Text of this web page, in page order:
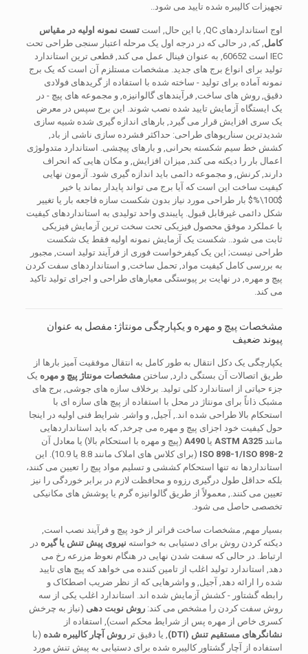
تجهیزات کالیبره شده تایید می شود..
اوج استانداردهای QC, با این حال, است
تست نمونه اولیه در مقیاس
کامل , که, در حالی که در درجه اول یک مرحله اعتبار سنجی طراحی تحت
IEC است 60652, به عنوان فینال عمل می کند, قطعی ترین استاندارد
تولید برای انواع برج های جدید. مشخصات مستلزم آن است که یک برج
نمونه آماده برای تولید - ساخته شده با استفاده از گریدهای فولادی
دقیق, روش های ساخت, فرآیندهای گالوانیزه, و مجموعه های پیچ - در
یک ایستگاه آزمایش تایید شده نصب شوند. این برج سپس در معرض
یک سری افزایش قرار می گیرد, بارهای اندازه گیری شده شبیه سازی
شدیدترین سناریوهای طراحی: حداکثر فشرده سازی ناشی از باد,
کشش خط سیم شکسته بحرانی, و بارهای پیچشی. استاندارد متدولوژی
اعمال بار را دیکته می کند, میزان افزایش, و مکان هایی که انحراف
دارند, کرنش, و مجموعه دائمی باید اندازه گیری شود. آزمون نهایی
کیفیت ساخت این است که آیا برج می تواند پایدار بماند یا خیر
$100\%$
بار طراحی مورد نیاز بدون شکست سازه فاجعه بار یا تغییر
شکل دائمی غیرقابل قبول. پایبندی واحد تولیدی به استانداردهای کیفیت
با عملکرد موفق محصول فیزیکی تحت سخت ترین آزمایش فیزیکی
ثابت می شود.. شکست یک آزمایش نمونه اولیه فقط یک شکست
طراحی نیست; این یک کیفرخواست فوری از فرآیند تولید است, مجبور
به بررسی کامل کیفیت مواد, تحمل ساخت, و استانداردهای سفت کردن
پیچ و مهره, در نهایت بر پیوستگی معیارهای طراحی و اجرای تولید تاکید
می کند.
مشخصات پیچ و مهره و یکپارچگی مونتاژ: مفصل به عنوان
پیوند ضعیف
یکپارچگی یک دکل انتقال به طور کامل به انتقال موفقیت آمیز بارها از
طریق اتصالات آن بستگی دارد, ساختن مشخصات مونتاژ پیچ و مهره یک
جزء حیاتی از استاندارد کلی تولید. برخلاف سازه های جوشی, برج های
مشبک ذاتاً برای مونتاژ در محل با استفاده از پیچ های سازه ای با
استحکام بالا طراحی شده اند., آجیل, و واشر. شرایط فنی اولیه در اینجا
حول کیفیت خود اجزای پیچ و مهره می چرخد, که باید استانداردهایی
مانند ASTM A325 یا A490 (پیچ و مهره با استحکام بالا) یا معادل آن
ISO 898-1/ISO 898-2
(برای کلاس های املاک مانند 8.8 یا 10.9). این
استانداردها نه تنها استحکام کششی و تسلیم مواد پیچ ​​را تعیین می کنند،
بلکه حداقل طول درگیری رزوه و محافظت لازم در برابر خوردگی را نیز
تعیین می کنند., معمولاً از طریق گالوانیزه گرم یا پوشش های مکانیکی
تخصصی حاصل می شود.
بسیار مهم, مشخصات ساخت فراتر از خود پیچ ​​و فرآیند نصب است,
دیکته کردن روش برای دستیابی به خواسته نیروی پیش تنش یا گیره در
ارتباط. در حالی که سفت شدن نهایی در هنگام نعوظ مزرعه رخ می
دهد, استاندارد تولید اغلب از تامین کننده می خواهد که پیچ های تایید
شده را ارائه دهد, آجیل, و واشرهایی که از نظر ضریب اصطکاک و
رابطه گشتاور - کشش آزمایش شده اند. استاندارد اغلب یکی از سه
روش سفت کردن را مشخص می کند: روش نوبت دهی (نیاز به چرخش
کسری خاص از مهره پس از شرایط محکم است), استفاده از
نشانگرهای مستقیم تنش (DTI)
, یا دقیق تر روش آچار کالیبره شده (با
استفاده از آچار گشتاور کالیبره شده برای دستیابی به پیش تنش مورد